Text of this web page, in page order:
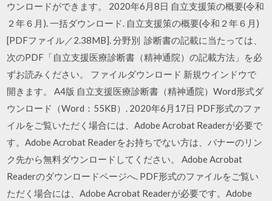
ウンロードができます。 2020年6月8日 自立支援策の概要(令和
２年６月). 一括ダウンロード. 自立支援策の概要(令和２年６月)
[PDFファイル／2.38MB]. 分野別 診断書の記載に当たっては、
次のPDF「自立支援医療診断書（精神通院）の記載方法」を必
ずお読みください。 ファイルダウンロード 新規ウインドウで
開きます。 A4版 自立支援医療診断書（精神通院）Word形式ダ
ウンロード（Word：55KB）. 2020年6月17日 PDF形式のファ
イルをご覧いただく場合には、Adobe Acrobat Readerが必要で
す。Adobe Acrobat Readerをお持ちでない方は、バナーのリン
ク先から無料ダウンロードしてください。 Adobe Acrobat
Readerのダウンロードページへ. PDF形式のファイルをご覧い
ただく場合には、Adobe Acrobat Readerが必要です。Adobe